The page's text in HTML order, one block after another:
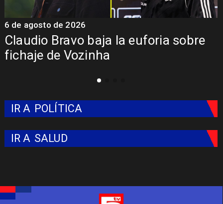
Presentación de Vozinha en Colo
Colo: Fecha, Estadio y Contrato
5 de agosto de 2026
IR A POLÍTICA
IR A SALUD